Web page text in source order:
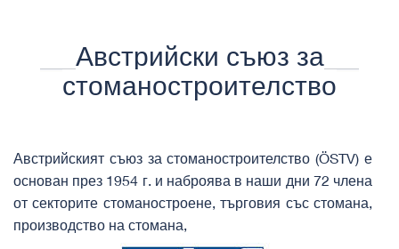
Австрийски съюз за
стоманостроителство
Австрийският съюз за стоманостроителство (ÖSTV)​ е
основан през 1954 г. и наброява в наши дни 72 члена
от секторите стоманостроене, търговия със стомана,
производство на стомана,